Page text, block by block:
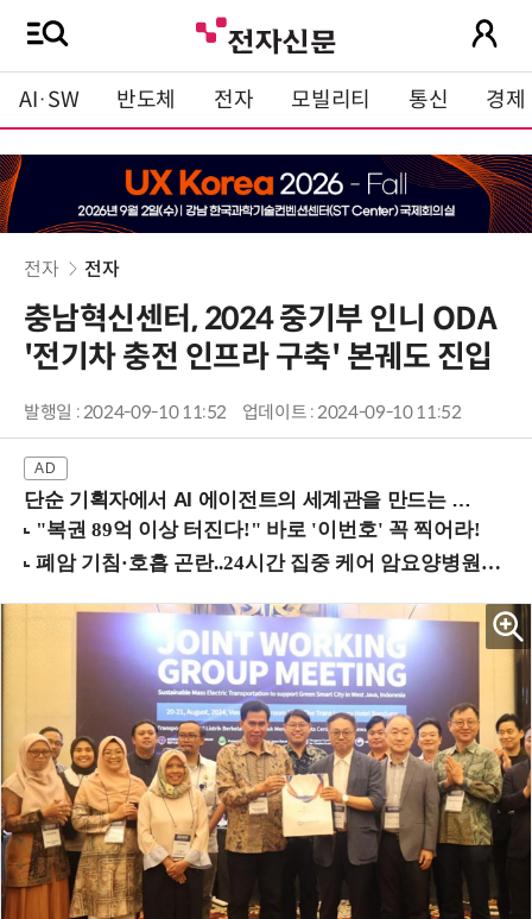
AI·SW 반도체 전자 모빌리티 통신 경제
전자 전자
충남혁신센터, 2024 중기부 인니 ODA
'전기차 충전 인프라 구축' 본궤도 진입
발행일 : 2024-09-10 11:52 업데이트 : 2024-09-10 11:52
단순 기획자에서 AI 에이전트의 세계관을 만드는 지식 설계자로.. (8/20 강남역)